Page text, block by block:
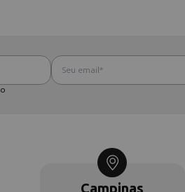
Campinas